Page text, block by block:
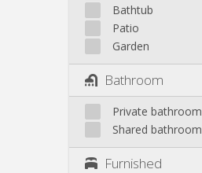
Bathtub
Patio
Garden
Bathroom
Private bathroom
Shared bathroom
Furnished